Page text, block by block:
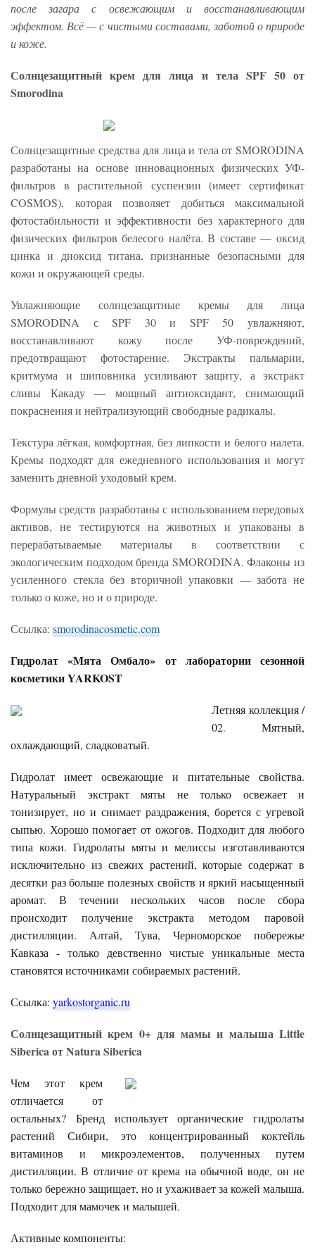
после загара с освежающим и восстанавливающим
эффектом. Всё — с чистыми составами, заботой о природе
и коже.
Солнцезащитный крем для лица и тела SPF 50 от
Smorodina
Солнцезащитные средства для лица и тела от SMORODINA
разработаны на основе инновационных физических УФ-
фильтров в растительной суспензии (имеет сертификат
COSMOS), которая позволяет добиться максимальной
фотостабильности и эффективности без характерного для
физических фильтров белесого налёта. В составе — оксид
цинка и диоксид титана, признанные безопасными для
кожи и окружающей среды.
Увлажняющие солнцезащитные кремы для лица
SMORODINA с SPF 30 и SPF 50 увлажняют,
восстанавливают кожу после УФ-повреждений,
предотвращают фотостарение. Экстракты пальмарии,
критмума и шиповника усиливают защиту, а экстракт
сливы Какаду — мощный антиоксидант, снимающий
покраснения и нейтрализующий свободные радикалы.
Текстура лёгкая, комфортная, без липкости и белого налета.
Кремы подходят для ежедневного использования и могут
заменить дневной уходовый крем.
Формулы средств разработаны с использованием передовых
активов, не тестируются на животных и упакованы в
перерабатываемые материалы в соответствии с
экологическим подходом бренда SMORODINA. Флаконы из
усиленного стекла без вторичной упаковки — забота не
только о коже, но и о природе.
Ссылка: smorodinacosmetic.com
Гидролат «Мята Омбало» от лаборатории сезонной
косметики YARKOST
Летняя коллекция /
02. Мятный,
охлаждающий, сладковатый.
Гидролат имеет освежающие и питательные свойства.
Натуральный экстракт мяты не только освежает и
тонизирует, но и снимает раздражения, борется с угревой
сыпью. Хорошо помогает от ожогов. Подходит для любого
типа кожи. Гидролаты мяты и мелиссы изготавливаются
исключительно из свежих растений, которые содержат в
десятки раз больше полезных свойств и яркий насыщенный
аромат. В течении нескольких часов после сбора
происходит получение экстракта методом паровой
дистилляции. Алтай, Тува, Черноморское побережье
Кавказа - только девственно чистые уникальные места
становятся источниками собираемых растений.
Ссылка: yarkostorganic.ru
Солнцезащитный крем 0+ для мамы и малыша Little
Siberica от Natura Siberica
Чем этот крем
отличается от
остальных? Бренд использует органические гидролаты
растений Сибири, это концентрированный коктейль
витаминов и микроэлементов, полученных путем
дистилляции. В отличие от крема на обычной воде, он не
только бережно защищает, но и ухаживает за кожей малыша.
Подходит для мамочек и малышей.
Активные компоненты: